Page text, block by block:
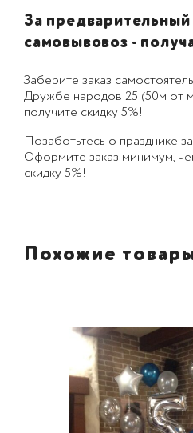
За предварительный
самовывовоз -
Заберите заказ
Дружбе народов 25 (50м от
получите скидку 5%!
Позаботьтесь о празднике
Оформите заказ минимум,
скидку 5%!
Похожие